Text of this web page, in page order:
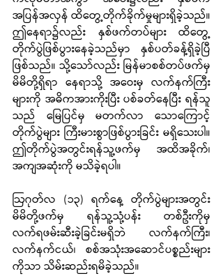
အပြန်အလှန် ထိတွေ့တိုက်ခိုက်မှုများရှိခဲ့သည်။
ဤနေရာ၌လည်း နှစ်ဖက်တပ်များ ထိတွေ့
တိုက်ပွဲဖြစ်ပွားနေခဲ့သည်မှာ နှစ်ပတ်ခန့်ရှိခဲ့ပြီ
ဖြစ်သည်။ သို့သော်လည်း မြန်မာစစ်တပ်ဖက်မှ
မိမိတို့ရှိရာ နေရာသို့ အဝေးမှ လက်နက်ကြီး
များကို အဓိကအားကိုးပြီး ပစ်ခတ်နေပြီး ရန်သူ
သည် မြေပြင်မှ မတက်လာ သောကြောင့်
တိုက်ပွဲများ ကြီးမားစွာဖြစ်ပွားခြင်း မရှိသေးပါ။
ဤတိုက်ပွဲအတွင်းရန်သူ့ဖက်မှ အထိအခိုက်၊
အကျအဆုံးကို မသိခဲ့ရပါ။
ဩဂုတ်လ (၁၃) ရက်နေ့ တိုက်ပွဲများအတွင်း
မိမိတို့ဖက်မှ ရန်သူ့သုံ့ပန်း တစ်ဦးကိုမှ
လက်ရဖမ်းဆီးခဲ့ခြင်းမရှိဘဲ လက်နက်ကြီး၊
လက်နက်ငယ်၊ စစ်အသုံးအဆောင်ပစ္စည်းများ
ကိုသာ သိမ်းဆည်းရမိခဲ့သည်။